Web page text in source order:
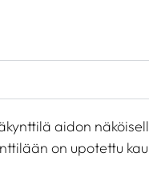
aidon
on upotettu